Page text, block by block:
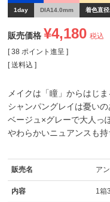
1day DIA14.0mm 着色直
販売価格 ¥4,180 税込
[ 38 ポイント進呈 ]
送料込
メイクは「瞳」からはじま
シャンパングレイは憂い
ベージュ×グレーで大人っ
やわらかいニュアンスも
販売名 ア
内容 1箱